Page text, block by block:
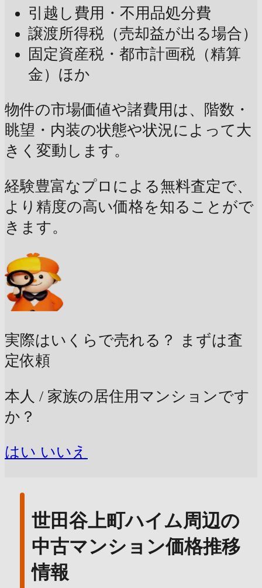
引越し費用・不用品処分費
譲渡所得税（売却益が出る場合）
固定資産税・都市計画税（精算
金）ほか
物件の市場価値や諸費用は、階数・
眺望・内装の状態や状況によって大
きく変動します。
経験豊富なプロによる無料査定で、
より精度の高い価格を知ることがで
きます。
実際はいくらで売れる？
まずは査
定依頼
本人 / 家族の居住用マンションです
か？
はい いいえ
世田谷上町ハイム周辺の
中古マンション価格推移
情報